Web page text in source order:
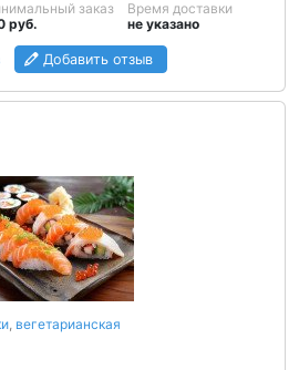
заказ
руб.
Время доставки
не указано
Добавить отзыв
, вегетарианская